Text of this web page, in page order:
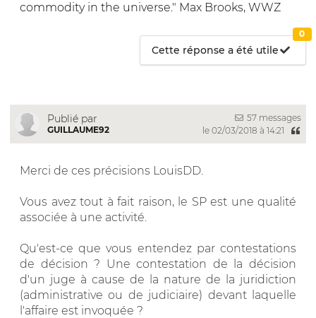
commodity in the universe." Max Brooks, WWZ
Cette réponse a été utile
0
Publié par
GUILLAUME92
57 messages
le 02/03/2018 à 14:21
Merci de ces précisions LouisDD.
Vous avez tout à fait raison, le SP est une qualité
associée à une activité.
Qu'est-ce que vous entendez par contestations
de décision ? Une contestation de la décision
d'un juge à cause de la nature de la juridiction
(administrative ou de judiciaire) devant laquelle
l'affaire est invoquée ?